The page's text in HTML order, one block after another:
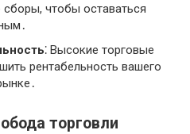
чтобы оставаться
⁚ Высокие торговые
рентабельность вашего
торговли